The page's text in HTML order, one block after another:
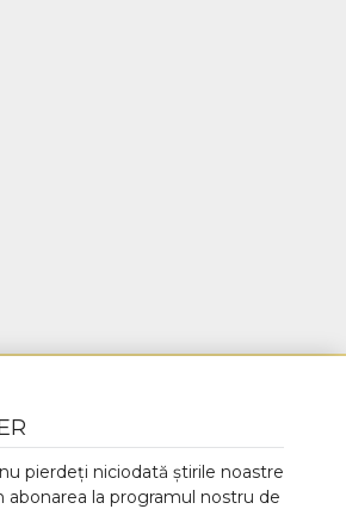
pierdeți niciodată știrile noastre
abonarea la programul nostru de